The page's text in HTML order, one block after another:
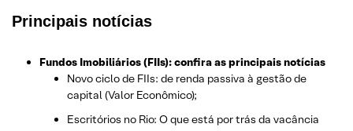
Principais notícias
Fundos Imobiliários (FIIs): confira as principais notícias
Novo ciclo de FIIs: de renda passiva à gestão de
capital (Valor Econômico);
Escritórios no Rio: O que está por trás da vacância